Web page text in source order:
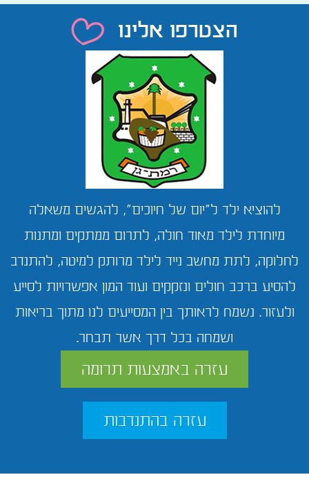
הצטרפו אלינו
להוציא ילד ל"יום של חיוכים", להגשים משאלה
מיוחדת לילד מאוד חולה, לתרום ממתקים ומתנות
לחלוקה, לתת מחשב נייד לילד מרותק למיטה, להתנדב
להסיע ברכב חולים ונזקקים ועוד המון אפשרויות לסייע
ולעזור. נשמח לראותך בין המסייעים לנו מתוך בריאות
ושמחה בכל דרך אשר תבחר.
עזרה באמצעות תרומה
עזרה בהתנדבות